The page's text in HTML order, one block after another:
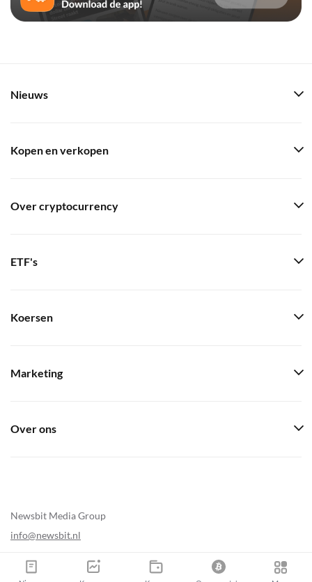
Newsbit Media Group
info@newsbit.nl
Nieuws
Kopen en verkopen
Over cryptocurrency
ETF's
Koersen
Marketing
Over ons